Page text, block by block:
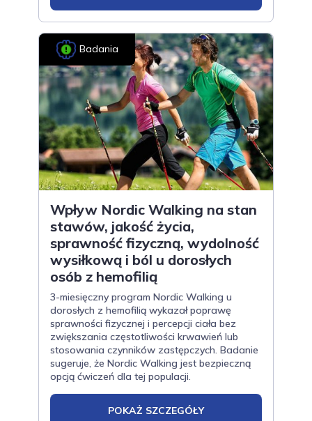
Badania
Wpływ Nordic Walking na stan
stawów, jakość życia,
sprawność fizyczną, wydolność
wysiłkową i ból u dorosłych
osób z hemofilią
3-miesięczny program Nordic Walking u
dorosłych z hemofilią wykazał poprawę
sprawności fizycznej i percepcji ciała bez
zwiększania częstotliwości krwawień lub
stosowania czynników zastępczych. Badanie
sugeruje, że Nordic Walking jest bezpieczną
opcją ćwiczeń dla tej populacji.
POKAŻ SZCZEGÓŁY